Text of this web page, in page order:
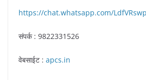
https://chat.whatsapp.com/
संपर्क : 9822331526
वेबसाईट : apcs.in